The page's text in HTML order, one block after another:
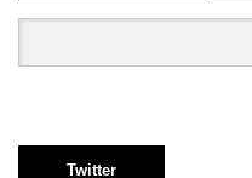
Twitter